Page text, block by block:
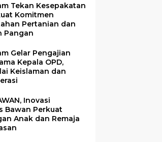
Tekan Kesepakatan
Komitmen
Pertanian dan
Pangan
Gelar Pengajian
Kepala OPD,
Keislaman dan
Inovasi
Bawan Perkuat
Anak dan Remaja